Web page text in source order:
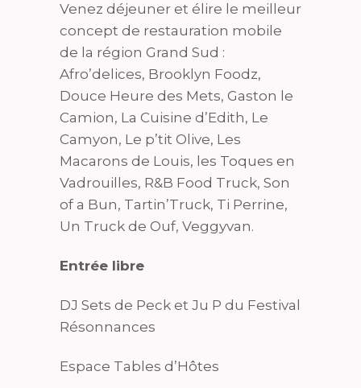
Venez déjeuner et élire le meilleur
concept de restauration mobile
de la région Grand Sud :
Afro’delices, Brooklyn Foodz,
Douce Heure des Mets, Gaston le
Camion, La Cuisine d’Edith, Le
Camyon, Le p’tit Olive, Les
Macarons de Louis, les Toques en
Vadrouilles, R&B Food Truck, Son
of a Bun, Tartin’Truck, Ti Perrine,
Un Truck de Ouf, Veggyvan.
Entrée libre
DJ Sets de Peck et Ju P du Festival
Résonnances
Espace Tables d’Hôtes